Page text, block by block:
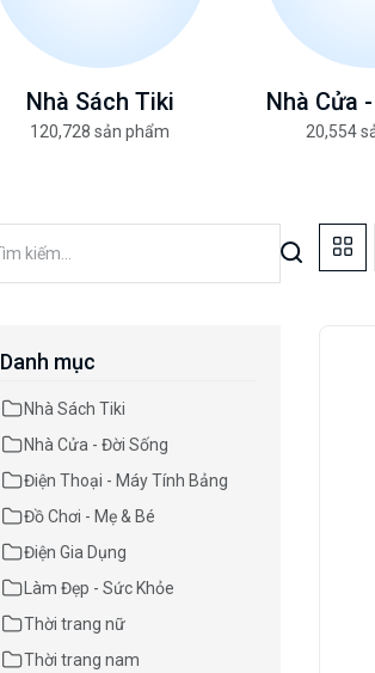
Nhà Sách Tiki
120,728 sản phẩm
Nhà Cửa
20,554
Danh mục
Nhà Sách Tiki
Nhà Cửa - Đời Sống
Điện Thoại - Máy Tính Bảng
Đồ Chơi - Mẹ & Bé
Điện Gia Dụng
Làm Đẹp - Sức Khỏe
Thời trang nữ
Thời trang nam